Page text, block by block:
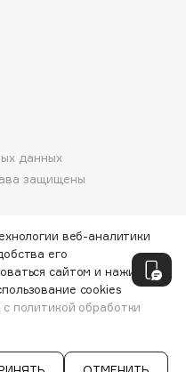
защищены
данных
веб-аналитики
его
сайтом и нажимая
cookies
с политикой обработки